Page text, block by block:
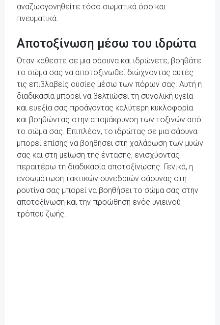
αναζωογονηθείτε τόσο σωματικά όσο και
πνευματικά.
Αποτοξίνωση μέσω του ιδρώτα
Όταν κάθεστε σε μια σάουνα και ιδρώνετε, βοηθάτε
το σώμα σας να αποτοξινωθεί διώχνοντας αυτές
τις επιβλαβείς ουσίες μέσω των πόρων σας. Αυτή η
διαδικασία μπορεί να βελτιώσει τη συνολική υγεία
και ευεξία σας προάγοντας καλύτερη κυκλοφορία
και βοηθώντας στην απομάκρυνση των τοξινών από
το σώμα σας. Επιπλέον, το ιδρώτας σε μια σάουνα
μπορεί επίσης να βοηθήσει στη χαλάρωση των μυών
σας και στη μείωση της έντασης, ενισχύοντας
περαιτέρω τη διαδικασία αποτοξίνωσης. Γενικά, η
ενσωμάτωση τακτικών συνεδριών σάουνας στη
ρουτίνα σας μπορεί να βοηθήσει το σώμα σας στην
αποτοξίνωση και την προώθηση ενός υγιεινού
τρόπου ζωής.